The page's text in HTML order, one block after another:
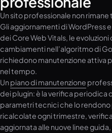
Un sito professionale non
Gli aggiornamenti di WordPress
dei Core Web Vitals, le evoluzioni
cambiamenti nell’algoritmo di
richiedono manutenzione attiva
nel tempo.
Unpiano di manutenzione
dei plugin: è la verifica periodica
parametri tecnici che lo
ricalcolate ogni trimestre,
aggiornata alle nuove linee